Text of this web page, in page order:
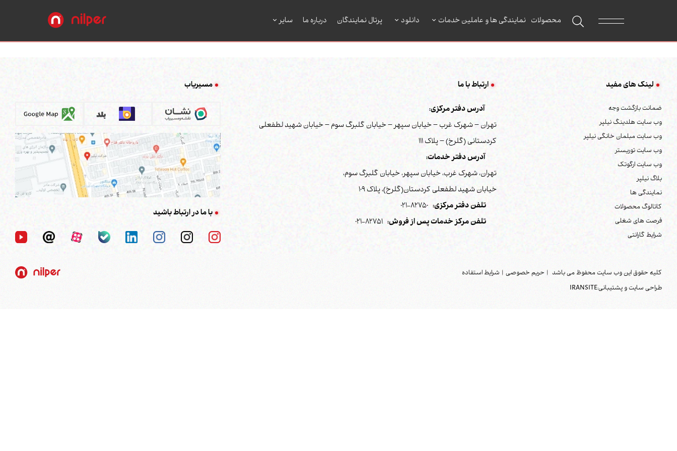
محصولات نمایندگی ها و عاملین خدمات دانلود پرتال نمایندگان درباره ما سایر
لینک های مفید
ضمانت بازگشت وجه
وب سایت هلدینگ نیلپر
وب سایت مبلمان خانگی نیلپر
وب سایت توریستر
وب سایت ارگوتک
بلاگ نیلپر
نمایندگی ها
کاتالوگ محصولات
فرصت های شغلی
شرایط گارانتی
ارتباط با ما
آدرس دفتر مرکزی:
تهران – شهرک غرب – خیابان سپهر – خیابان گلبرگ سوم – خیابان شهید لطفعلی
کردستانی (گلرخ) – پلاک 111
آدرس دفتر خدمات:
تهران، شهرک غرب، خیابان سپهر، خیابان گلبرگ سوم،
خیابان شهید لطفعلی کردستان(گلرخ)، پلاک 109
تلفن دفتر مرکزی:82750-021
تلفن مرکز خدمات پس از فروش:82751-021
مسیریاب
با ما در ارتباط باشید
کلیه حقوق این وب سایت محفوظ می باشد | حریم خصوصی | شرایط استفاده
طراحی سایت و پشتیبانی:IRANSITE